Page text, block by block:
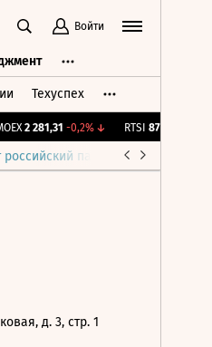
Войти
Техуспех
2 281,31 -0,2%↓ RTSI 874,64
парламент
д. 3, стр. 1